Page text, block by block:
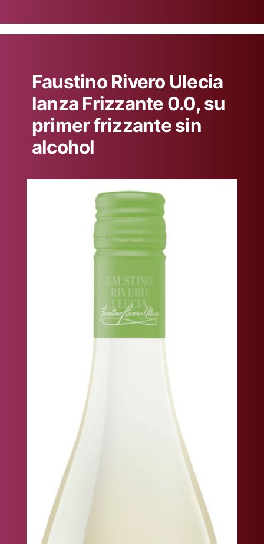
Faustino Rivero Ulecia
lanza Frizzante 0.0, su
primer frizzante sin
alcohol